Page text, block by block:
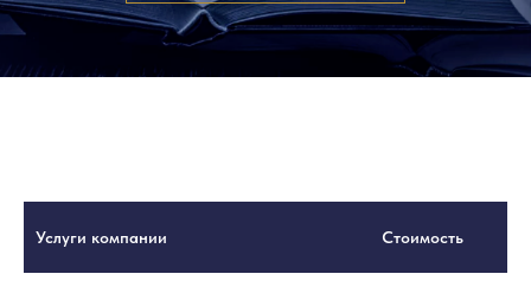
Услуги компании Стоимость